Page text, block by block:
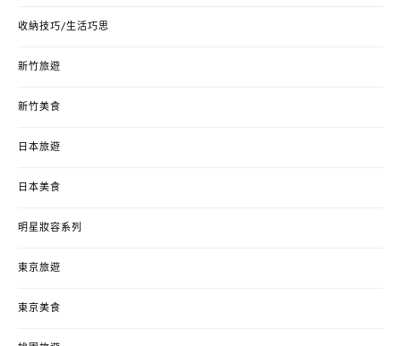
收納技巧/生活巧思
新竹旅遊
新竹美食
日本旅遊
日本美食
明星妝容系列
東京旅遊
東京美食